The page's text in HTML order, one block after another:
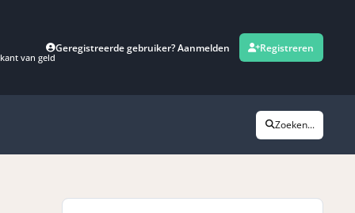
van geld
Geregistreerde gebruiker? Aanmelden Registreren
Zoeken...